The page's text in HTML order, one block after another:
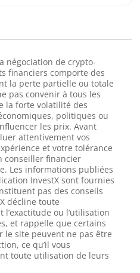
négociation de crypto-
financiers comporte des
la perte partielle ou totale
pas convenir à tous les
la forte volatilité des
politiques ou
les prix. Avant
attentivement vos
et votre tolérance
conseiller financier
Les informations publiées
InvestX sont fournies
pas des conseils
décline toute
ou l’utilisation
et rappelle que certains
le site peuvent ne pas être
ce qu’il vous
toute utilisation de leurs